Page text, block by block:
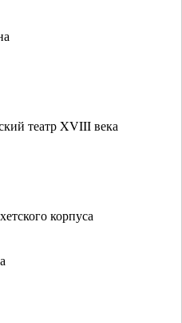
театр XVIII века
корпуса